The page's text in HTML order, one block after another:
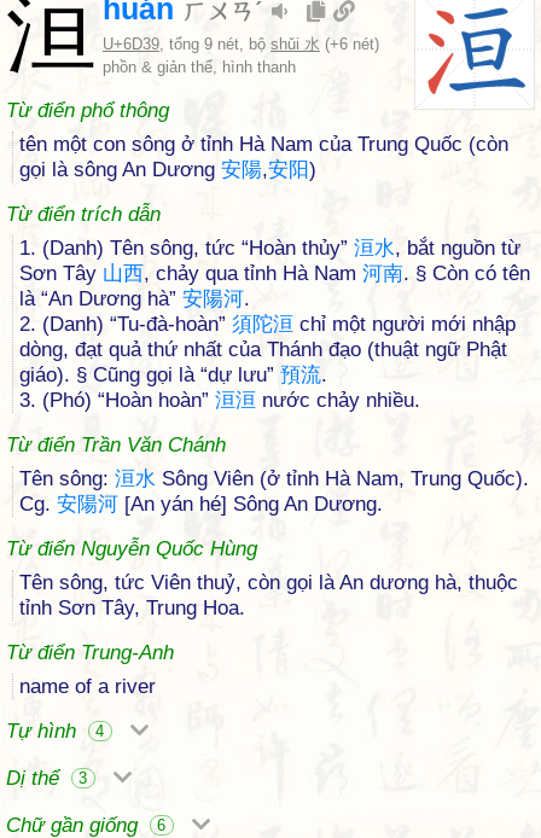
洹 huán ㄏㄨㄢˊ
U+6D39, tổng 9 nét, bộ shǔi 水 (+6 nét)
phồn & giản thể, hình thanh
Từ điển phổ thông
tên một con sông ở tỉnh Hà Nam của Trung Quốc (còn
gọi là sông An Dương 安陽,安阳)
Từ điển trích dẫn
1. (Danh) Tên sông, tức “Hoàn thủy” 洹水, bắt nguồn từ
Sơn Tây 山西, chảy qua tỉnh Hà Nam 河南. § Còn có tên
là “An Dương hà” 安陽河.
2. (Danh) “Tu-đà-hoàn” 須陀洹 chỉ một người mới nhập
dòng, đạt quả thứ nhất của Thánh đạo (thuật ngữ Phật
giáo). § Cũng gọi là “dự lưu” 預流.
3. (Phó) “Hoàn hoàn” 洹洹 nước chảy nhiều.
Từ điển Trần Văn Chánh
Tên sông: 洹水 Sông Viên (ở tỉnh Hà Nam, Trung Quốc).
Cg. 安陽河 [An yán hé] Sông An Dương.
Từ điển Nguyễn Quốc Hùng
Tên sông, tức Viên thuỷ, còn gọi là An dương hà, thuộc
tỉnh Sơn Tây, Trung Hoa.
Từ điển Trung-Anh
name of a river
Tự hình
4
Dị thể 3
Chữ gần giống 6